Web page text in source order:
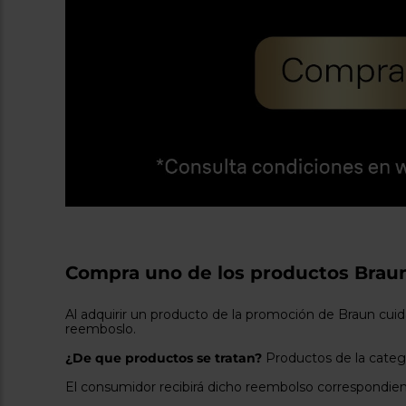
Compra uno de los productos
Al adquirir un producto de la promoción de Braun
reemboslo.
¿De que productos se tratan? Productos de la
El consumidor recibirá dicho reembolso